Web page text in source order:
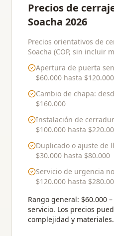
Precios de
Soacha 2026
Precios orientativos de
Soacha (COP, sin incluir
Apertura de puerta
$60.000hasta $120.000
Cambio de chapa:
$160.000
Instalación de
$100.000hasta
Duplicado o ajuste de
$30.000hasta $80.000
Servicio de urgencia
$120.000hasta
Rango general: $60.000
servicio. Los precios
complejidad y materiales.